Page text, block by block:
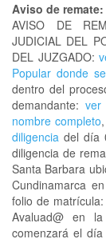
Aviso de remate:
AVISO DE
JUDICIAL DEL
DEL JUZGADO:
Popular donde
dentro del
demandante: ver
nombre completo
diligencia del día
diligencia de
Santa Barbara
Cundinamarca
folio de matrícula:
Avaluad@ en
comenzará el